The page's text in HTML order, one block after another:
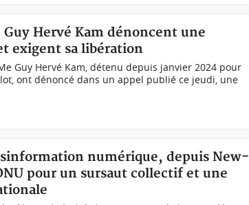
Guy Hervé Kam dénoncent une
exigent sa libération
Guy Hervé Kam, détenu depuis janvier 2024 pour
ont dénoncé dans un appel publié ce jeudi, une
numérique, depuis New-
pour un sursaut collectif et une